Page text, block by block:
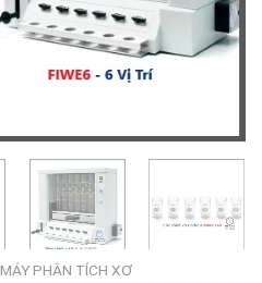
MÁY PHÂN TÍCH XƠ